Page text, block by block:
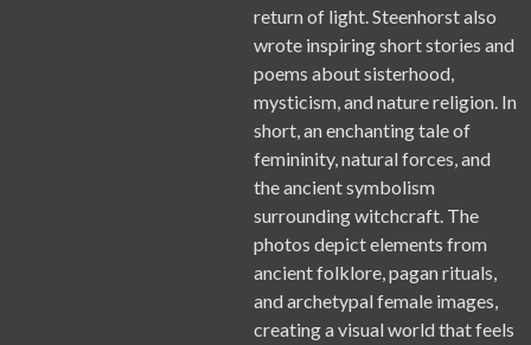
return of light. Steenhorst also
wrote inspiring short stories and
poems about sisterhood,
mysticism, and nature religion. In
short, an enchanting tale of
femininity, natural forces, and
the ancient symbolism
surrounding witchcraft. The
photos depict elements from
ancient folklore, pagan rituals,
and archetypal female images,
creating a visual world that feels